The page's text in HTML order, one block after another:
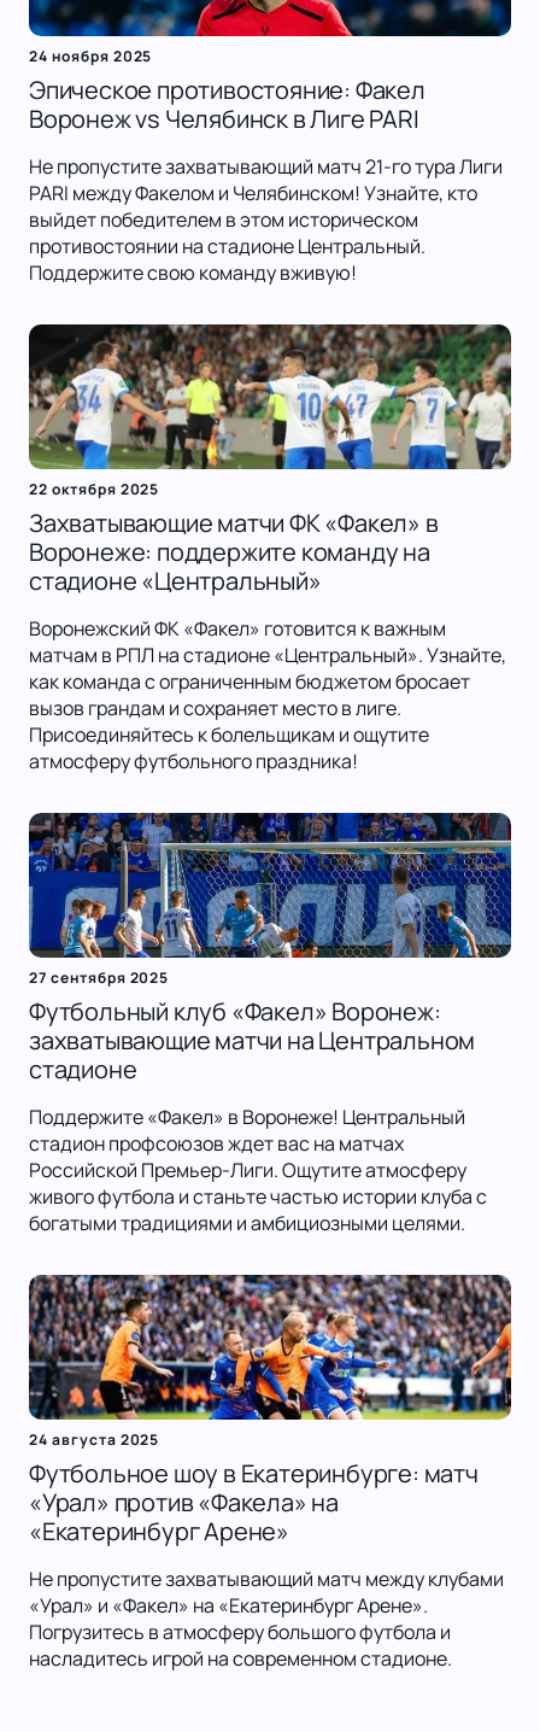
24 ноября 2025
Эпическое противостояние: Факел
Воронеж vs Челябинск в Лиге PARI
Не пропустите захватывающий матч 21-го тура Лиги
PARI между Факелом и Челябинском! Узнайте, кто
выйдет победителем в этом историческом
противостоянии на стадионе Центральный.
Поддержите свою команду вживую!
22 октября 2025
Захватывающие матчи ФК «Факел» в
Воронеже: поддержите команду на
стадионе «Центральный»
Воронежский ФК «Факел» готовится к важным
матчам в РПЛ на стадионе «Центральный». Узнайте,
как команда с ограниченным бюджетом бросает
вызов грандам и сохраняет место в лиге.
Присоединяйтесь к болельщикам и ощутите
атмосферу футбольного праздника!
27 сентября 2025
Футбольный клуб «Факел» Воронеж:
захватывающие матчи на Центральном
стадионе
Поддержите «Факел» в Воронеже! Центральный
стадион профсоюзов ждет вас на матчах
Российской Премьер-Лиги. Ощутите атмосферу
живого футбола и станьте частью истории клуба с
богатыми традициями и амбициозными целями.
24 августа 2025
Футбольное шоу в Екатеринбурге: матч
«Урал» против «Факела» на
«Екатеринбург Арене»
Не пропустите захватывающий матч между клубами
«Урал» и «Факел» на «Екатеринбург Арене».
Погрузитесь в атмосферу большого футбола и
насладитесь игрой на современном стадионе.